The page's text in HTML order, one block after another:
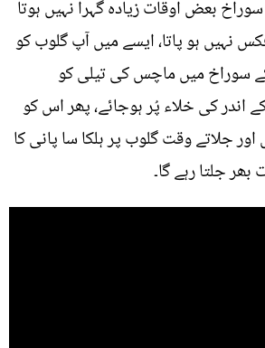
بعض اوقات زیادہ گہرا نہیں ہوتا
نہیں ہو پاتا، ایسے میں آپ گلوب کو
سوراخ میں ماچس کی تیلی کو
اندر کی خلاء پُر ہوجائے، پھر اس کو
جلاتے وقت گلوب پر ہلکا سا پانی کا
جلتا رہے گا۔